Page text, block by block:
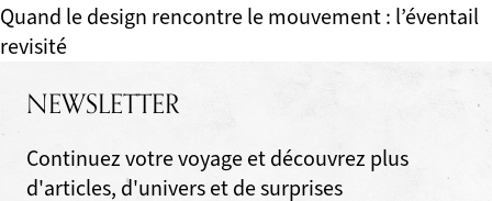
Quand le design rencontre le mouvement : l’éventail
revisité
NEWSLETTER
Continuez votre voyage et découvrez plus
d'articles, d'univers et de surprises